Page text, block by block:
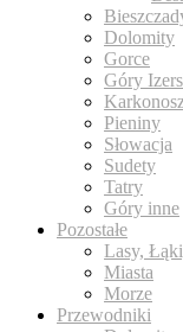
Dolomity
Gorce
Góry
Pieniny
Słowacja
Sudety
Tatry
Góry inne
Pozostałe
Lasy,
Miasta
Morze
Przewodniki